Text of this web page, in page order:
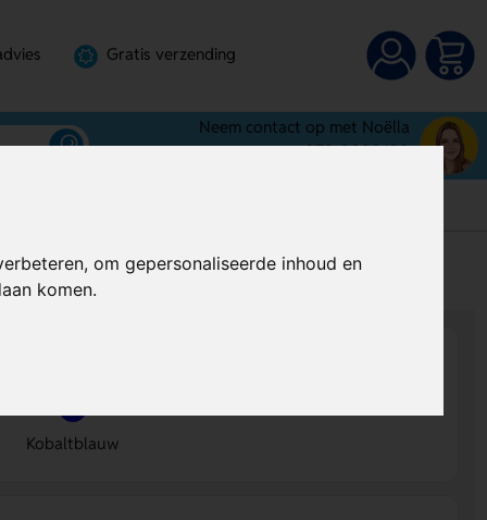
om gepersonaliseerde inhoud en
komen.
Gratis verzending
Neem contact op met Noëlla
072-3030100
Al vanaf€ 2,57per stuk (excl. BTW)
Kobaltblauw